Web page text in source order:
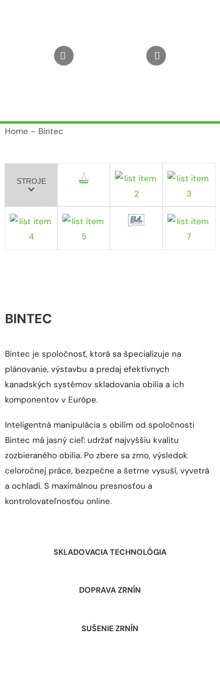
Home Bintec
STROJE
BINTEC
Bintec je spoločnosť, ktorá sa špecializuje na
plánovanie, výstavbu a predaj efektívnych
kanadských systémov skladovania obilia a ich
komponentov v Európe.
Inteligentná manipulácia s obilím od spoločnosti
Bintec má jasný cieľ: udržať najvyššiu kvalitu
zozbieraného obilia. Po zbere sa zrno, výsledok
celoročnej práce, bezpečne a šetrne vysuší, vyvetrá
a ochladí. S maximálnou presnosťou a
kontrolovateľnosťou online.
SKLADOVACIA TECHNOLÓGIA
DOPRAVA ZRNÍN
SUŠENIE ZRNÍN